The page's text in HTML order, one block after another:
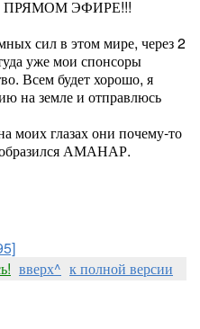
ЭФИРЕ!!!
сил в этом мире, через 2
уже мои спонсоры
Всем будет хорошо, я
на земле и отправлюсь
моих глазах они почему-то
АМАНАР.
вверх^ к полной версии